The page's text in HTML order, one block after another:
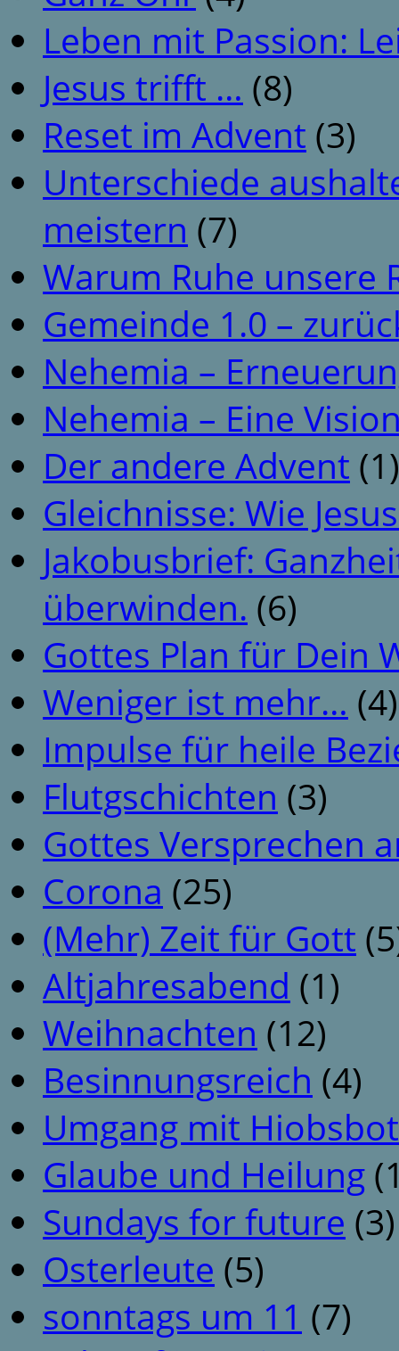
Leben mit Passion:
Jesus trifft … (8)
Reset im Advent (3)
Unterschiede
meistern (7)
Warum Ruhe unsere
Gemeinde 1.0 –
Nehemia –
Nehemia – Eine
Der andere Advent (1)
Gleichnisse: Wie
Jakobusbrief:
überwinden. (6)
Gottes Plan für Dein
Weniger ist mehr… (4)
Impulse für heile
Flutgschichten (3)
Gottes Versprechen
Corona (25)
(Mehr) Zeit für Gott
Altjahresabend (1)
Weihnachten (12)
Besinnungsreich (4)
Umgang mit
Glaube und Heilung
Sundays for future (3)
Osterleute (5)
sonntags um 11 (7)